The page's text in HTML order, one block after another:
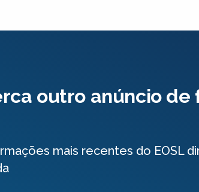
outro anúncio de
mais recentes do EOSL